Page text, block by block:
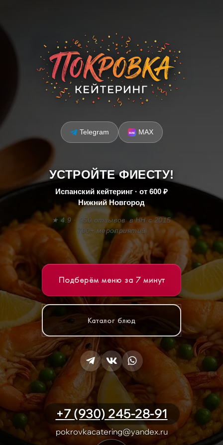
Подберём меню за 7 минут
Каталог блюд
Telegram MAX
УСТРОЙТЕ ФИЕСТУ!
Испанский кейтеринг · от 600 ₽
Нижний Новгород
★ 4.9 · 950 отзывов в НН с 2015
700+ мероприятий
+7 (930) 245-28-91
pokrovkacatering@yandex.ru